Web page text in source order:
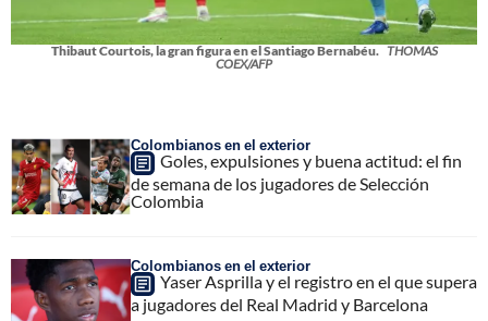
Thibaut Courtois, la gran figura en el Santiago Bernabéu. THOMAS
COEX/AFP
Colombianos en el exterior
Goles, expulsiones y buena actitud: el fin
de semana de los jugadores de Selección
Colombia
Colombianos en el exterior
Yaser Asprilla y el registro en el que supera
a jugadores del Real Madrid y Barcelona